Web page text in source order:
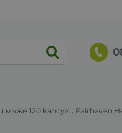
120 капсули Fairhaven